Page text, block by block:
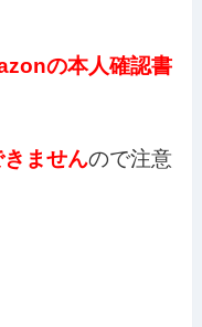
の本人確認書
ませんので注意